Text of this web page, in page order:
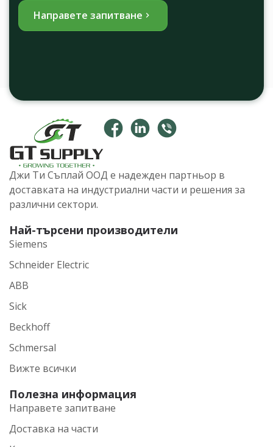
Направете запитване
Джи Ти Съплай ООД е надежден партньор в
доставката на индустриални части и решения за
различни сектори.
Най-търсени производители
Siemens
Schneider Electric
ABB
Sick
Beckhoff
Schmersal
Вижте всички
Полезна информация
Направете запитване
Доставка на части